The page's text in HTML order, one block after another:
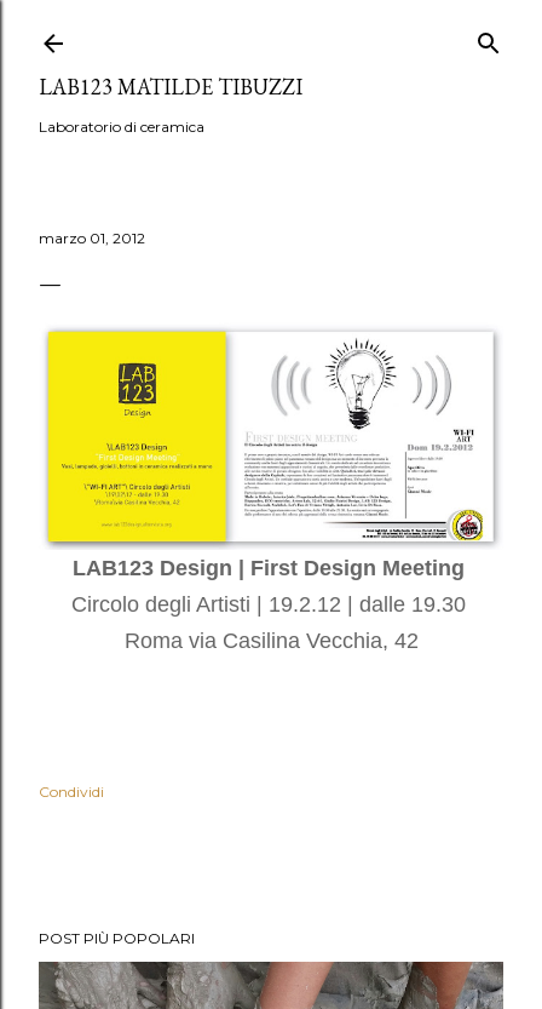
LAB123 MATILDE TIBUZZI
Laboratorio di ceramica
marzo 01, 2012
LAB123 Design | First Design Meeting
Circolo degli Artisti | 19.2.12 | dalle 19.30
Roma via Casilina Vecchia, 42
Condividi
POST PIÙ POPOLARI